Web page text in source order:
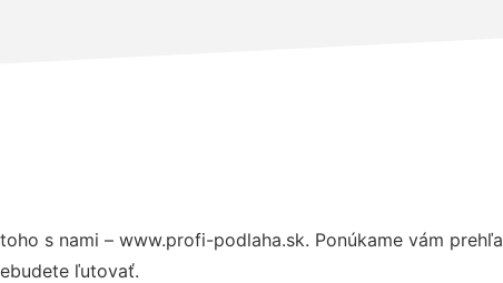
s nami – www.profi-podlaha.sk. Ponúkame vám
ľutovať.